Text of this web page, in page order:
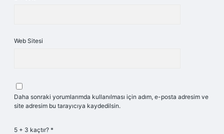
Web Sitesi
Daha sonraki yorumlarımda kullanılması için adım, e-posta adresim ve
site adresim bu tarayıcıya kaydedilsin.
5 + 3 kaçtır? *